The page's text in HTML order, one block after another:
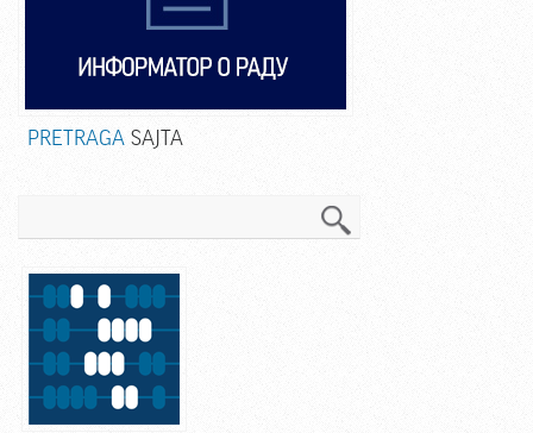
PRETRAGA SAJTA